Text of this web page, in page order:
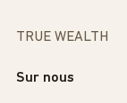
TRUE WEALTH
Sur nous